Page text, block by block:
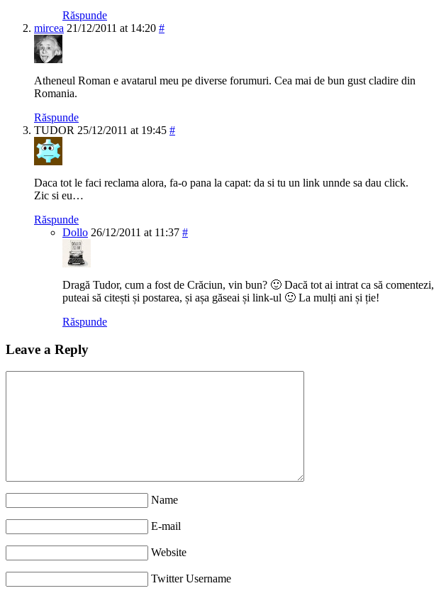
Răspunde
mircea 21/12/2011 at 14:20 #
Atheneul Roman e avatarul meu pe diverse forumuri. Cea mai de bun gust cladire din
Romania.
Răspunde
TUDOR 25/12/2011 at 19:45 #
Daca tot le faci reclama alora, fa-o pana la capat: da si tu un link unnde sa dau click.
Zic si eu…
Răspunde
Dollo 26/12/2011 at 11:37 #
Dragă Tudor, cum a fost de Crăciun, vin bun? 🙂 Dacă tot ai intrat ca să comentezi,
puteai să citești și postarea, și așa găseai și link-ul 🙂 La mulți ani și ție!
Răspunde
Leave a Reply
Name
E-mail
Website
Twitter Username